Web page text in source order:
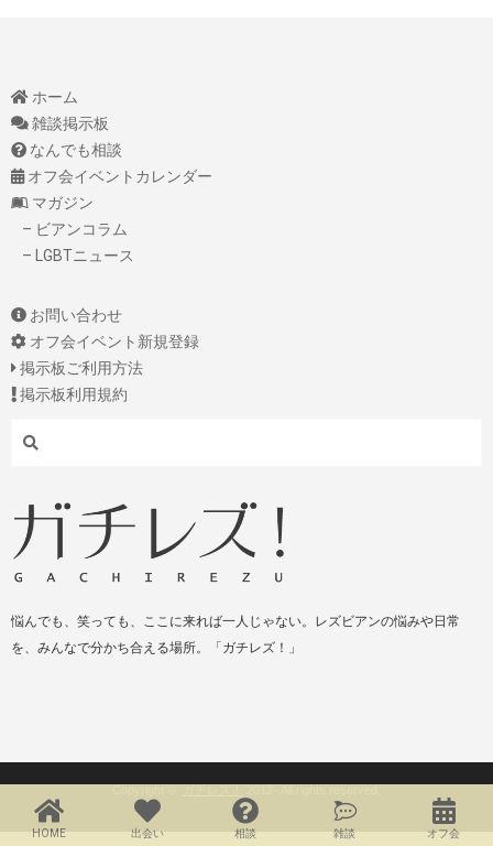
ホーム
雑談掲示板
なんでも相談
オフ会イベントカレンダー
マガジン
– ビアンコラム
– LGBTニュース
お問い合わせ
オフ会イベント新規登録
掲示板ご利用方法
掲示板利用規約
悩んでも、笑っても、ここに来れば一人じゃない。レズビアンの悩みや日常
を、みんなで分かち合える場所。「ガチレズ！」
HOME 出会い 相談 雑談 オフ会